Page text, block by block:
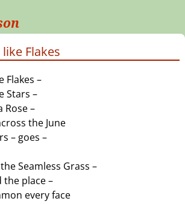
Flakes
Flakes –
Stars –
Rose –
the June
– goes –
Seamless Grass –
the place –
every face